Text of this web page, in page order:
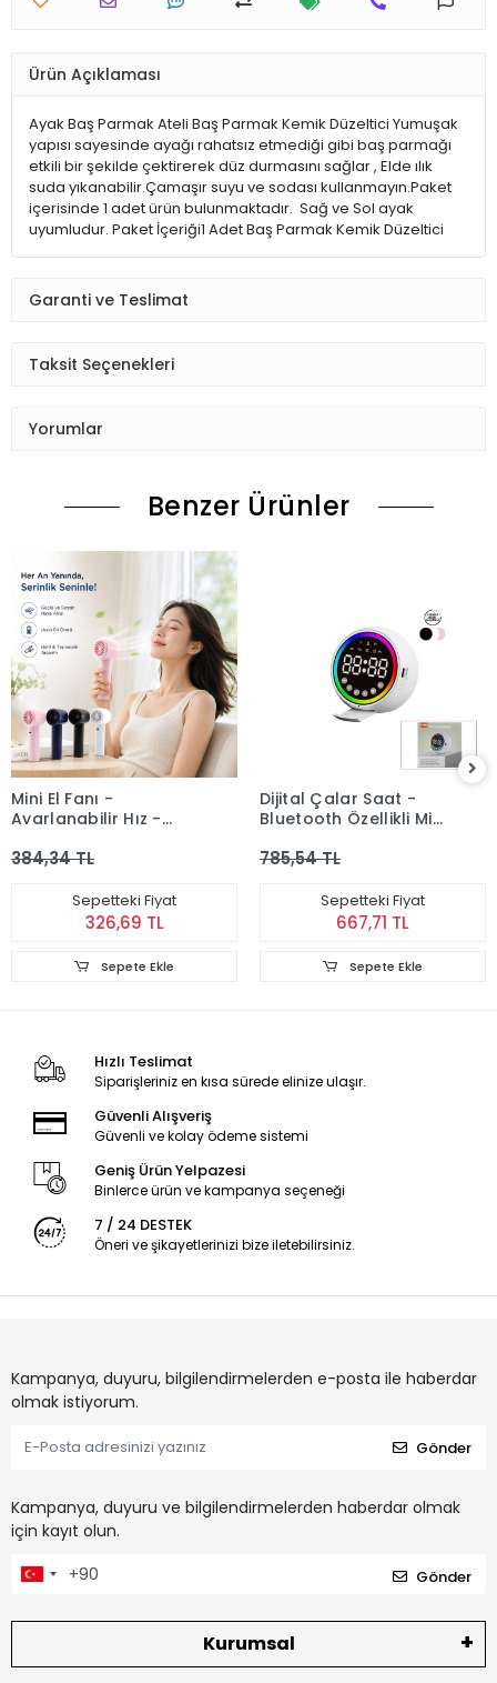
Ürün Açıklaması
Ayak Baş Parmak Ateli Baş Parmak Kemik Düzeltici Yumuşak
yapısı sayesinde ayağı rahatsız etmediği gibi baş parmağı
etkili bir şekilde çektirerek düz durmasını sağlar , Elde ılık
suda yıkanabilir.Çamaşır suyu ve sodası kullanmayın.Paket
içerisinde 1 adet ürün bulunmaktadır. Sağ ve Sol ayak
uyumludur. Paket İçeriği1 Adet Baş Parmak Kemik Düzeltici
Garanti ve Teslimat
Taksit Seçenekleri
Yorumlar
Benzer Ürünler
Mini El Fanı -
Ayarlanabilir Hız -
Karışık Renk
384,34 TL
Sepetteki Fiyat
326,69 TL
Sepete Ekle
Dijital Çalar Saat -
Bluetooth Özellikli Mini
Işıklı
785,54 TL
Sepetteki Fiyat
667,71 TL
Sepete Ekle
Hızlı Teslimat
Siparişleriniz en kısa sürede elinize ulaşır.
Güvenli Alışveriş
Güvenli ve kolay ödeme sistemi
Geniş Ürün Yelpazesi
Binlerce ürün ve kampanya seçeneği
7 / 24 DESTEK
Öneri ve şikayetlerinizi bize iletebilirsiniz.
Kampanya, duyuru, bilgilendirmelerden e-posta ile haberdar
olmak istiyorum.
Gönder
Kampanya, duyuru ve bilgilendirmelerden haberdar olmak
için kayıt olun.
Gönder
Kurumsal